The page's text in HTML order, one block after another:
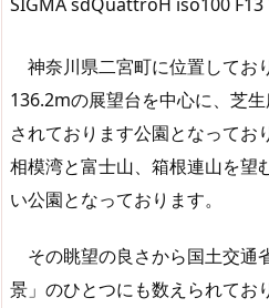
神奈川県二宮町に位置してお
136.2mの展望台を中心に、芝
されております公園となってお
相模湾と富士山、箱根連山を望
い公園となっております。
その眺望の良さから国土交通
景」のひとつにも数えられてお